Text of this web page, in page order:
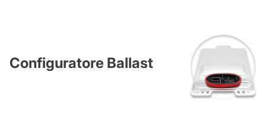
Configuratore Ballast